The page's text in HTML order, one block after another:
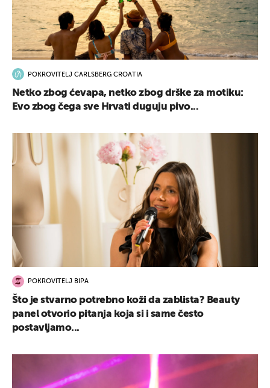
POKROVITELJ CARLSBERG CROATIA
Netko zbog ćevapa, netko zbog drške za motiku:
Evo zbog čega sve Hrvati duguju pivo...
POKROVITELJ BIPA
Što je stvarno potrebno koži da zablista? Beauty
panel otvorio pitanja koja si i same često
postavljamo...